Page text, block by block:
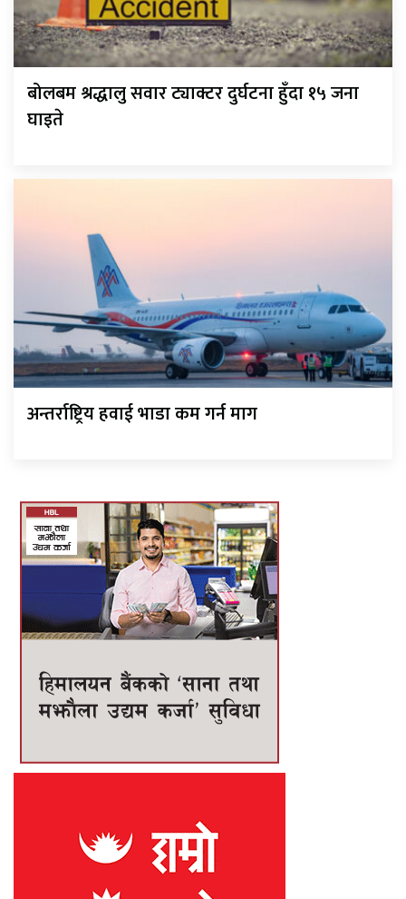
बोलबम श्रद्धालु सवार ट्याक्टर दुर्घटना हुँदा १५ जना
घाइते
अन्तर्राष्ट्रिय हवाई भाडा कम गर्न माग